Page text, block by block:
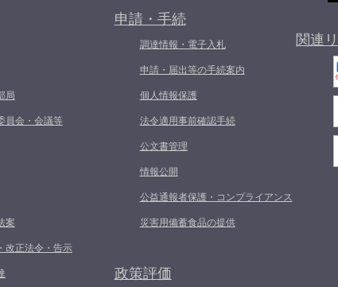
局
員会・会議等
案
改正法令・告示
申請・手続
調達情報・電子入札
申請・届出等の手続案内
個人情報保護
法令適用事前確認手続
公文書管理
情報公開
公益通報者保護・コンプライアンス
災害用備蓄食品の提供
政策評価
関連